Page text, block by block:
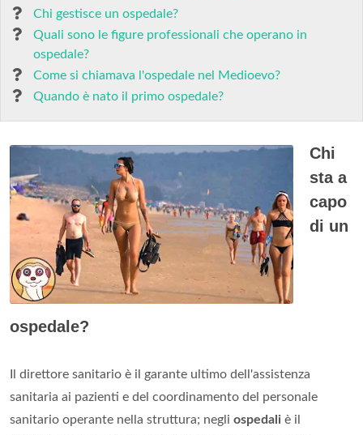
Chi gestisce un ospedale?
Quali sono le figure professionali che operano in
ospedale?
Come si chiamava l'ospedale nel Medioevo?
Quando è nato il primo ospedale?
Chi
sta a
capo
di un
ospedale?
Il direttore sanitario è il garante ultimo dell'assistenza
sanitaria ai pazienti e del coordinamento del personale
sanitario operante nella struttura; negli ospedali è il